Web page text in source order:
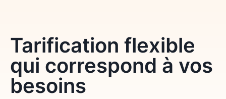
Tarification flexible
qui correspond à vos
besoins